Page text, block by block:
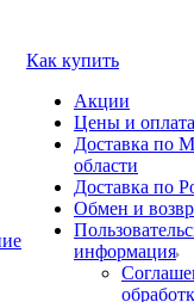
Как купить
Акции
Цены и оплата
Доставка по
области
Доставка по
Обмен и
информация